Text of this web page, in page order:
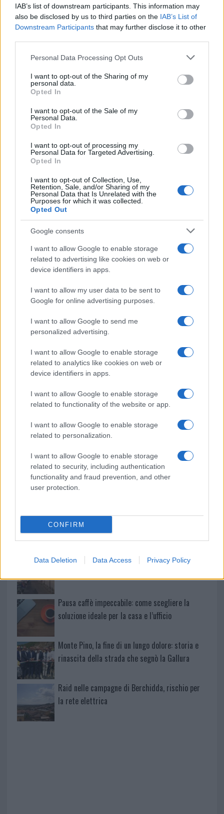
IAB’s list of downstream participants. This information may
also be disclosed by us to third parties on the IAB’s List of
Downstream Participants that may further disclose it to other
Please note that this website/app uses one or more Google
not limited to your visit or usage behaviour. You may click to
grant or deny consent to Google and its third-party tags to
use your data for below specified purposes in below Google
consent section.
Personal Data Processing Opt Outs
I want to opt-out of the Sharing of my
personal data.
Opted In
I want to opt-out of the Sale of my
Personal Data.
Opted In
I want to opt-out of processing my
Personal Data for Targeted Advertising.
Opted In
I want to opt-out of Collection, Use,
Retention, Sale, and/or Sharing of my
Personal Data that Is Unrelated with the
Purposes for which it was collected.
Opted Out
Google consents
I want to allow Google to enable storage
related to advertising like cookies on web or
device identifiers in apps.
I want to allow my user data to be sent to
Google for online advertising purposes.
I want to allow Google to send me
personalized advertising.
I want to allow Google to enable storage
related to analytics like cookies on web or
device identifiers in apps.
I want to allow Google to enable storage
related to functionality of the website or app.
I want to allow Google to enable storage
related to personalization.
I want to allow Google to enable storage
related to security, including authentication
functionality and fraud prevention, and other
user protection.
CONFIRM
Data Deletion Data Access Privacy Policy
TEMI: Notizie Olbia
Notizie Sardegna
Olbia Notizie
Sardegna Corsica Volo
Sardegna Notizie
Inviaci le tue segnalazioni,
Su WhatsApp al numero +39
Notizie in tempo reale?
Entra nel canale telegram di
Ricevi le nostre ultime news
daGoogle News
Condividi l'articolo
F
a
ce
b
o
o
k
T
w
it
te
r
Pi
n
te
re
st
W
h
at
s
A
p
p
S
h
a
re
Articolo precedente
Prossimo articolo
NOTIZIE RECENTI
Le previsioni meteo per il weekend a Olbia e in
Michelle Hunziker in Gallura, bella anche dal
vivo: un amico vip svela come fa
Calangianus, dopo le polemiche il centro
accoglienza minori chiude
Olbia, divieto di sosta contro spaccio e degrado:
Pausa caffè impeccabile: come scegliere la
soluzione ideale per la casa e l’ufficio
Monte Pino, la fine di un lungo dolore: storia e
rinascita della strada che segnò la Gallura
Raid nelle campagne di Berchidda, rischio per
la rete elettrica